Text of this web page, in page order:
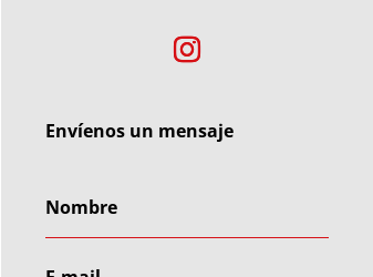
Envíenos un mensaje